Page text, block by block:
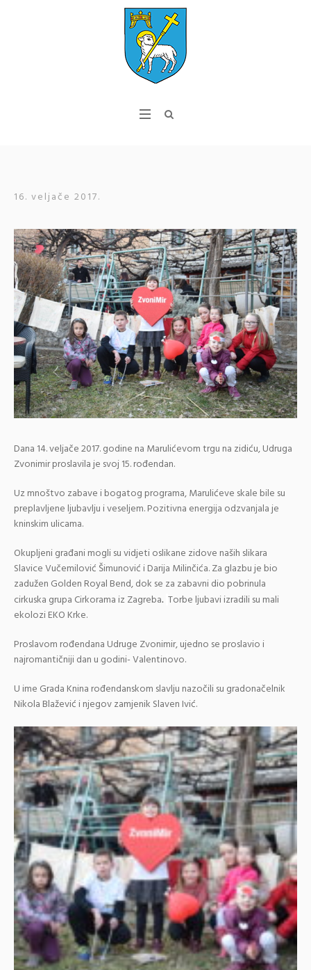
16. veljače 2017.
Dana 14. veljače 2017. godine na Marulićevom trgu na zidiću, Udruga
Zvonimir proslavila je svoj 15. rođendan.
Uz mnoštvo zabave i bogatog programa, Marulićeve skale bile su
preplavljene ljubavlju i veseljem. Pozitivna energija odzvanjala je
kninskim ulicama.
Okupljeni građani mogli su vidjeti oslikane zidove naših slikara
Slavice Vučemilović Šimunović i Darija Milinčića. Za glazbu je bio
zadužen Golden Royal Bend, dok se za zabavni dio pobrinula
cirkuska grupa Cirkorama iz Zagreba. Torbe ljubavi izradili su mali
ekolozi EKO Krke.
Proslavom rođendana Udruge Zvonimir, ujedno se proslavio i
najromantičniji dan u godini- Valentinovo.
U ime Grada Knina rođendanskom slavlju nazočili su gradonačelnik
Nikola Blažević i njegov zamjenik Slaven Ivić.